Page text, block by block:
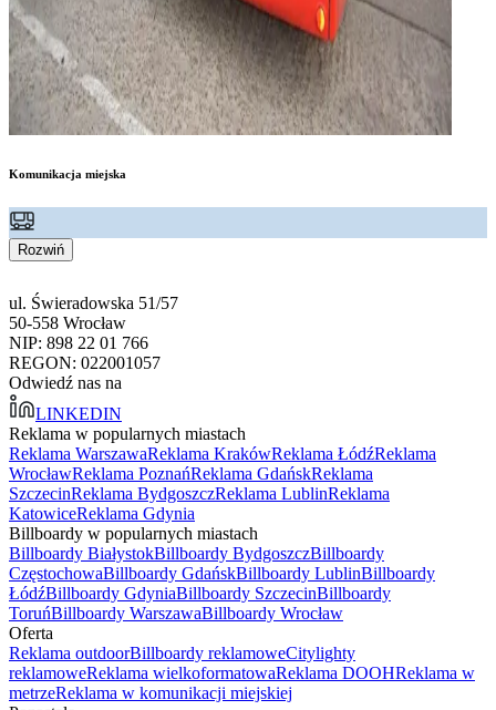
Komunikacja miejska
Rozwiń
ul. Świeradowska 51/57
50-558 Wrocław
NIP: 898 22 01 766
REGON: 022001057
Odwiedź nas na
LINKEDIN
Reklama w popularnych miastach
Reklama WarszawaReklama KrakówReklama ŁódźReklama
WrocławReklama PoznańReklama GdańskReklama
SzczecinReklama BydgoszczReklama LublinReklama
KatowiceReklama Gdynia
Billboardy w popularnych miastach
Billboardy BiałystokBillboardy BydgoszczBillboardy
CzęstochowaBillboardy GdańskBillboardy LublinBillboardy
ŁódźBillboardy GdyniaBillboardy SzczecinBillboardy
ToruńBillboardy WarszawaBillboardy Wrocław
Oferta
Reklama outdoorBillboardy reklamoweCitylighty
reklamoweReklama wielkoformatowaReklama DOOHReklama w
metrzeReklama w komunikacji miejskiej